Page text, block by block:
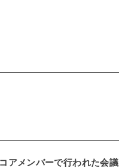
アメンバーで行われた会議